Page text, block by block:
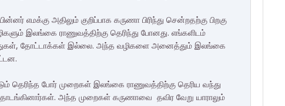
எமக்கு அதிலும் குறிப்பாக கருணா பிரிந்து சென்றதற்கு பிறகு
இலங்கை ராணுவத்திற்கு தெரிந்து போனது. எங்களிடம்
தோட்டாக்கள் இல்லை. அந்த வழிகளை அனைத்தும் இலங்கை
தெரிந்த போர் முறைகள் இலங்கை ராணுவத்திற்கு தெரிய வந்து
அந்த முறைகள் கருணாவை தவிர வேறு யாராலும்